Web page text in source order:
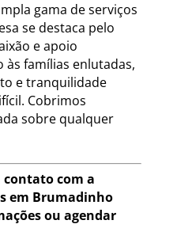
gama de serviços
se destaca pelo
e apoio
famílias enlutadas,
e tranquilidade
Cobrimos
sobre qualquer
contato com a
em Brumadinho
ou agendar